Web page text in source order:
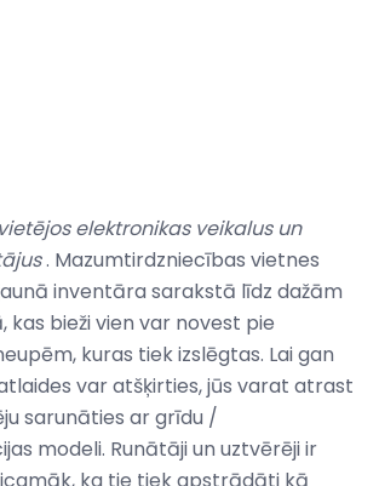
elektronikas veikalus un
. Mazumtirdzniecības vietnes
inventāra sarakstā līdz dažām
kas bieži vien var novest pie
kuras tiek izslēgtas. Lai gan
var atšķirties, jūs varat atrast
sarunāties ar grīdu /
modeli. Runātāji un uztvērēji ir